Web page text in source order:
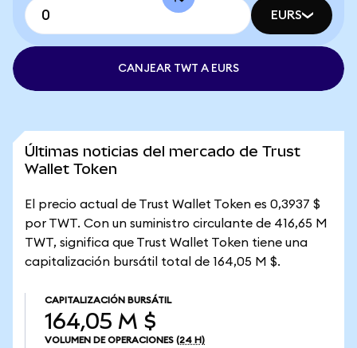
EURS
CANJEAR TWT A EURS
Últimas noticias del mercado de Trust
Wallet Token
El precio actual de Trust Wallet Token es 0,3937 $
por TWT. Con un suministro circulante de 416,65 M
TWT, significa que Trust Wallet Token tiene una
capitalización bursátil total de 164,05 M $.
CAPITALIZACIÓN BURSÁTIL
164,05 M $
VOLUMEN DE OPERACIONES (24 H)